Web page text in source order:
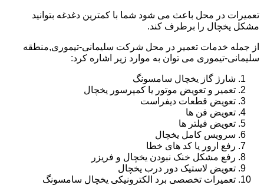
تعمیرات در محل باعث می شود شما با کمترین دغدغه بتوانید
مشکل یخچال را برطرف کند.
از جمله خدمات تعمیر در محل شرکت سلیمانی-تیموری,منطقه
سلیمانی-تیموری می توان به موارد زیر اشاره کرد:
شارژ گاز یخچال سامسونگ
تعمیر و تعویض موتور یا کمپرسور یخچال
تعویض قطعات دیفراست
تعویض فن ها
تعویض فیلتر ها
سرویس کامل یخچال
رفع ارور یا کد های خطا
رفع مشکل خنک نبودن یخچال و فریزر
تعویض لاستیک دور درب یخچال
تعمیرات تخصصی برد الکترونیکی یخچال سامسونگ